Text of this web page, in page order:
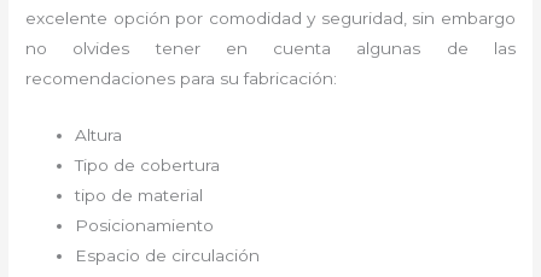
excelente opción por comodidad y seguridad, sin embargo
no olvides tener en cuenta algunas de las
recomendaciones para su fabricación:
Altura
Tipo de cobertura
tipo de material
Posicionamiento
Espacio de circulación